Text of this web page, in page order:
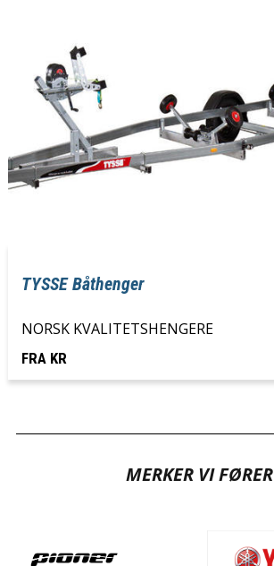
TYSSE Båthenger
NORSK KVALITETSHENGERE
FRA KR
MERKER VI FØRER